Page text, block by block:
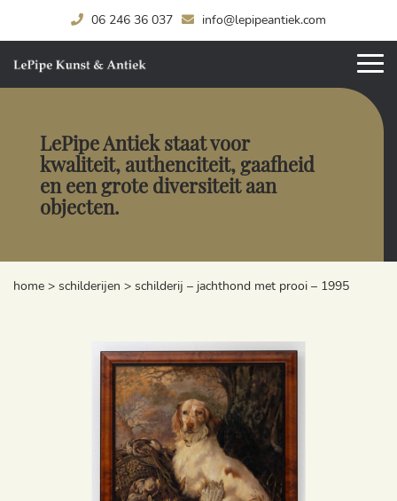
06 246 36 037 info@lepipeantiek.com
LePipe Antiek staat voor
kwaliteit, authenciteit, gaafheid
en een grote diversiteit aan
objecten.
home > schilderijen > schilderij – jachthond met prooi – 1995